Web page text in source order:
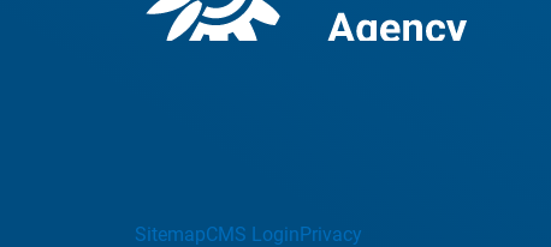
SitemapCMS Login Privacy